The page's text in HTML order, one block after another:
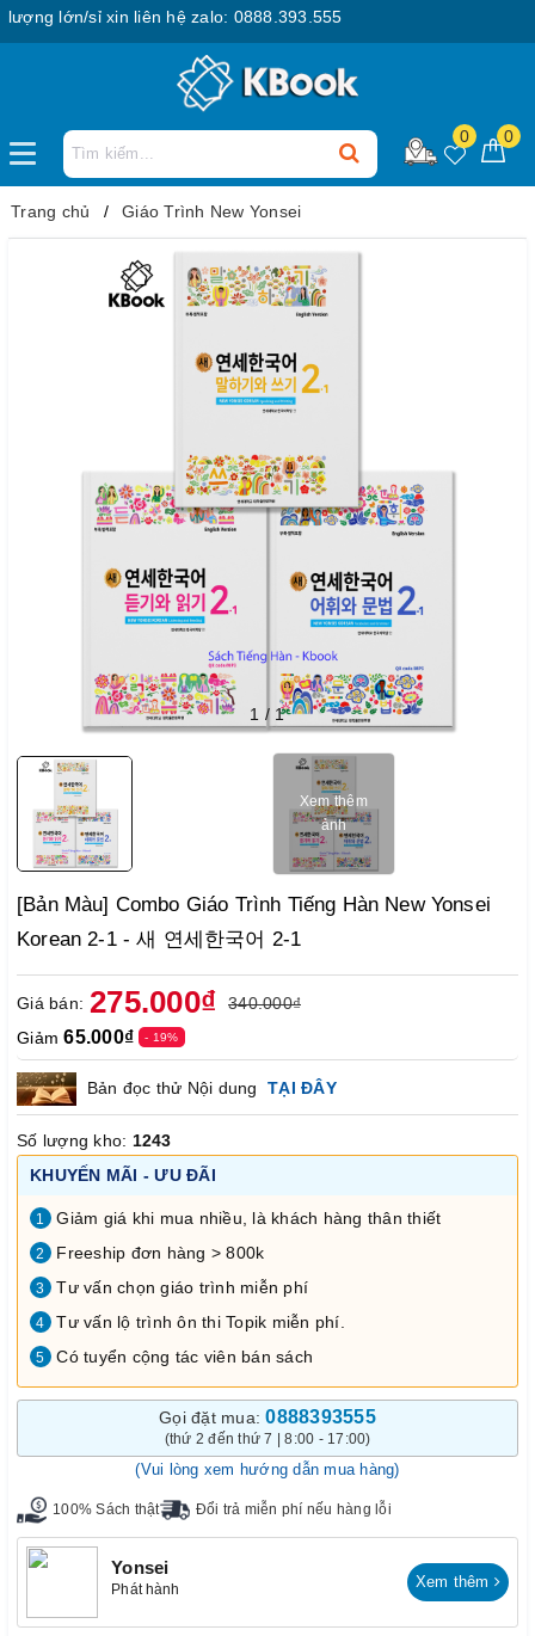
lớn/sỉ xin liên hệ zalo: 0888.393.555
0 0
Trang chủ Giáo Trình New Yonsei
1 / 1
Xem thêm
ảnh
[Bản Màu] Combo Giáo Trình Tiếng Hàn New Yonsei
Korean 2-1 - 새 연세한국어 2-1
Giá bán: 275.000₫
340.000₫
Giảm65.000₫ - 19%
Bản đọc thử Nội dung TẠI ĐÂY
Số lượng kho: 1243
KHUYẾN MÃI - ƯU ĐÃI
1 Giảm giá khi mua nhiều, là khách hàng thân thiết
2 Freeship đơn hàng > 800k
3 Tư vấn chọn giáo trình miễn phí
4 Tư vấn lộ trình ôn thi Topik miễn phí.
5 Có tuyển cộng tác viên bán sách
Gọi đặt mua:0888393555
(thứ 2 đến thứ 7 | 8:00 - 17:00)
(Vui lòng xem hướng dẫn mua hàng)
100% Sách thật Đổi trả miễn phí nếu hàng lỗi
Yonsei
Phát hành Xem thêm